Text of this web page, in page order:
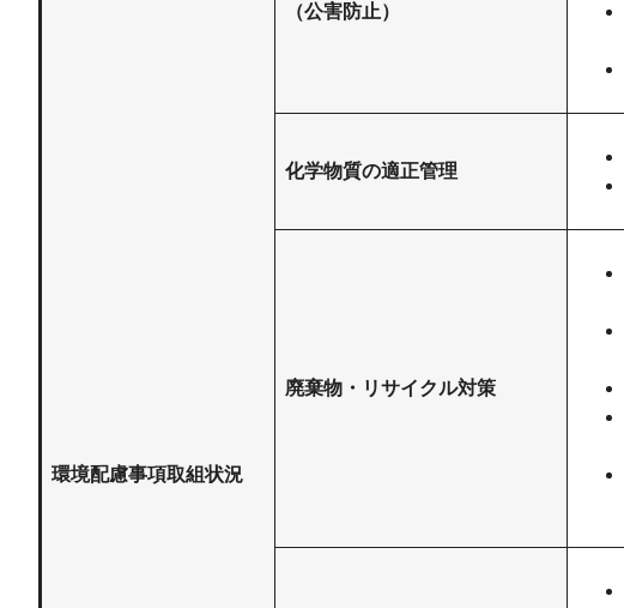
環境配慮事項取組状況
（公害防止）
化学物質の適正管理
廃棄物・リサイクル対策